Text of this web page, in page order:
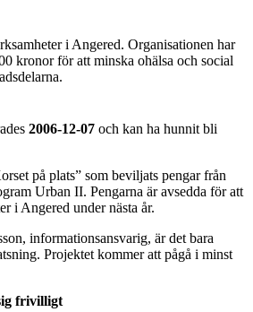
i Angered. Organisationen har
kronor för att minska ohälsa och social
2006-12-07 och kan ha hunnit bli
på plats” som beviljats pengar från
Urban II. Pengarna är avsedda för att
i Angered under nästa år.
informationsansvarig, är det bara
Projektet kommer att pågå i minst
frivilligt